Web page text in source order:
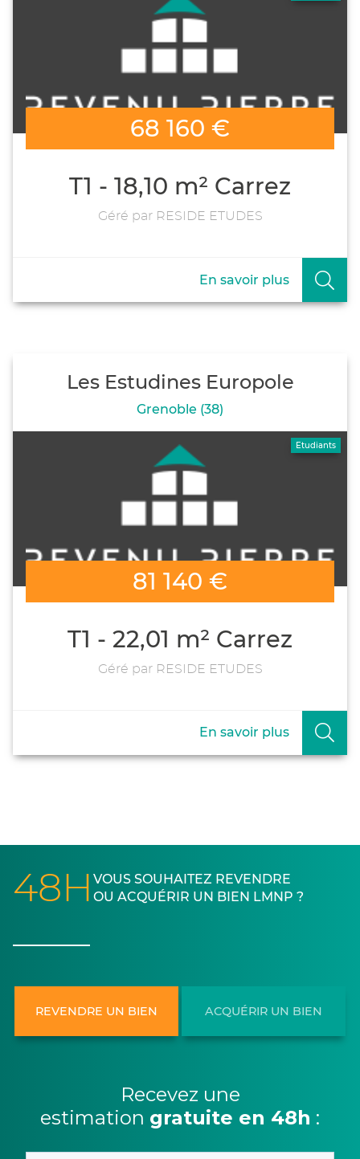
68 160 €
T1 - 18,10 m² Carrez
Géré par RESIDE ETUDES
En savoir plus
Les Estudines Europole
Grenoble (38)
Etudiants
81 140 €
T1 - 22,01 m² Carrez
Géré par RESIDE ETUDES
En savoir plus
48H VOUS SOUHAITEZ REVENDRE
OU ACQUÉRIR UN BIEN LMNP ?
REVENDRE UN BIEN ACQUÉRIR UN BIEN